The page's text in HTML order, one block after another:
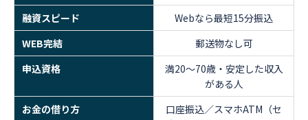
融資スピード
Webなら最短15分振込
WEB完結
郵送物なし可
申込資格
満20～70歳・安定した収入
がある人
お金の借り方
口座振込／スマホATM（セ